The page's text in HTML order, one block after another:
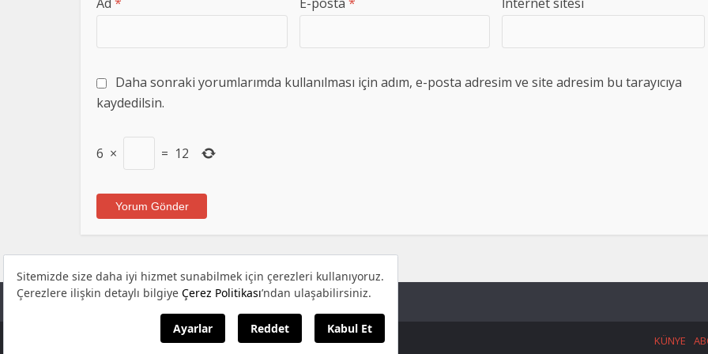
Daha sonraki yorumlarımda kullanılması için adım, e-posta adresim ve site adresim bu tarayıcıya
kaydedilsin.
6 × = 12
KÜNYE